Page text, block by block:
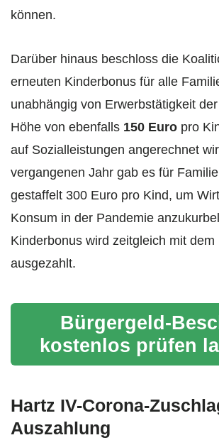
können.
Darüber hinaus beschloss die
erneuten Kinderbonus für alle
unabhängig von Erwerbstätigkeit
Höhe von ebenfalls 150 Euro pro
auf Sozialleistungen angerechnet
vergangenen Jahr gab es für
gestaffelt 300 Euro pro Kind, um
Konsum in der Pandemie
Kinderbonus wird zeitgleich mit dem
ausgezahlt.
Bürgergeld-
kostenlos prüfen
Hartz IV-Corona-
Auszahlung